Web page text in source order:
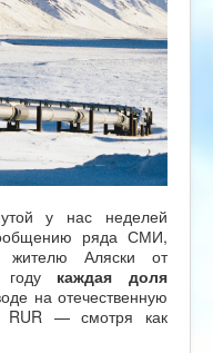
у нас неделей
ряда СМИ,
жителю Аляски от
каждая доля
на отечественную
RUR — смотря как